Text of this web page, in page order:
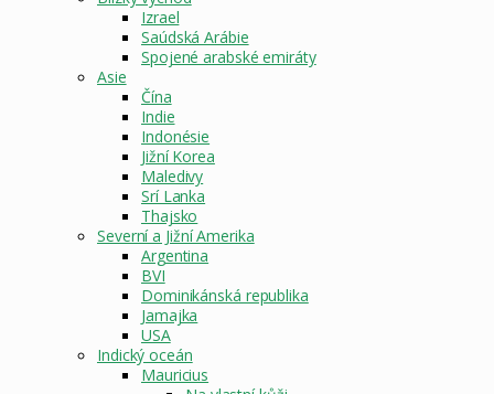
Izrael
Saúdská Arábie
Spojené arabské emiráty
Asie
Čína
Indie
Indonésie
Jižní Korea
Maledivy
Srí Lanka
Thajsko
Severní a Jižní Amerika
Argentina
BVI
Dominikánská republika
Jamajka
USA
Indický oceán
Mauricius